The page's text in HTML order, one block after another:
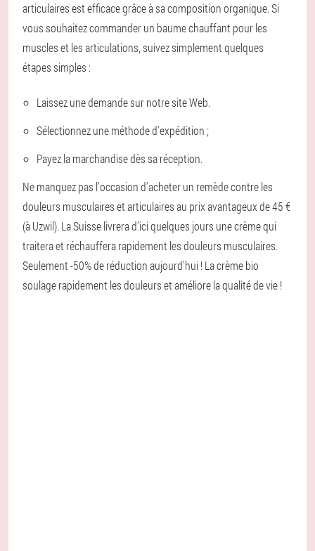
articulaires est efficace grâce à sa composition organique. Si
vous souhaitez commander un baume chauffant pour les
muscles et les articulations, suivez simplement quelques
étapes simples :
Laissez une demande sur notre site Web.
Sélectionnez une méthode d'expédition ;
Payez la marchandise dès sa réception.
Ne manquez pas l'occasion d'acheter un remède contre les
douleurs musculaires et articulaires au prix avantageux de 45 €
(à Uzwil). La Suisse livrera d’ici quelques jours une crème qui
traitera et réchauffera rapidement les douleurs musculaires.
Seulement -50% de réduction aujourd'hui ! La crème bio
soulage rapidement les douleurs et améliore la qualité de vie !